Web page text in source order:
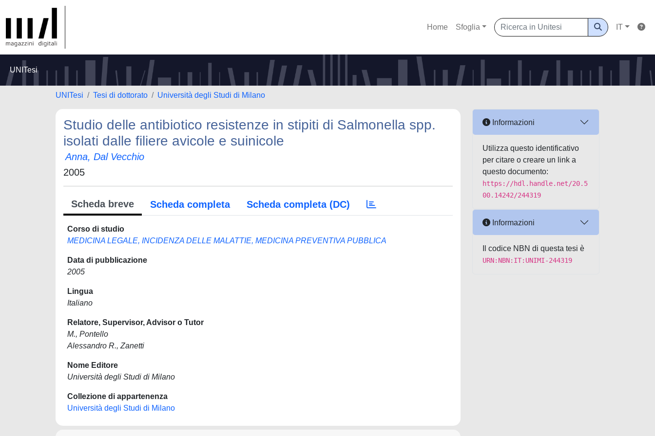
Home Sfoglia IT
UNITesi
UNITesi Tesi di dottorato Università degli Studi di Milano
Studio delle antibiotico resistenze in stipiti di Salmonella spp.
isolati dalle filiere avicole e suinicole
Anna, Dal Vecchio
2005
Scheda breve Scheda completa Scheda completa (DC)
Corso di studio
MEDICINA LEGALE, INCIDENZA DELLE MALATTIE, MEDICINA PREVENTIVA PUBBLICA
Data di pubblicazione
2005
Lingua
Italiano
Relatore, Supervisor, Advisor o Tutor
M., Pontello
Alessandro R., Zanetti
Nome Editore
Università degli Studi di Milano
Collezione di appartenenza
Università degli Studi di Milano
Informazioni
Utilizza questo identificativo
per citare o creare un link a
questo documento:
https://hdl.handle.net/20.5
00.14242/244319
Informazioni
Il codice NBN di questa tesi è
URN:NBN:IT:UNIMI-244319